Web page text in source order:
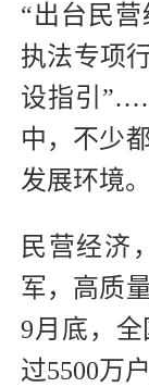
“出台民
执法专项
设指引
中，不少
发展环境。
民营经济
军，高质
9月底，
过5500万